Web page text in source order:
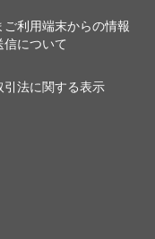
ご利用端末からの情報
信について
引法に関する表示